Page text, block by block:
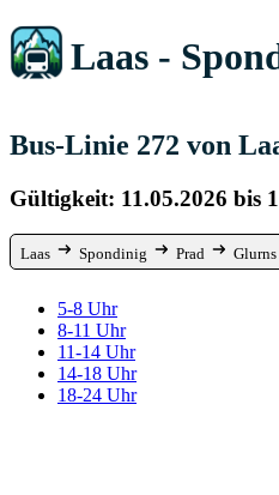
Laas -
Bus-Linie 272 von
Gültigkeit: 11.05.2026 bis
Laas Spondinig Prad Glurns
5-8 Uhr
8-11 Uhr
11-14 Uhr
14-18 Uhr
18-24 Uhr